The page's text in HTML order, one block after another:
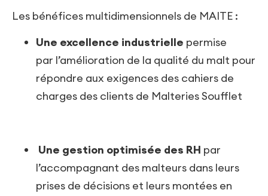
Les bénéfices multidimensionnels de MAITE :
Une excellence industrielle permise
par l’amélioration de la qualité du malt pour
répondre aux exigences des cahiers de
charges des clients de Malteries Soufflet
Une gestion optimisée des RH par
l’accompagnant des malteurs dans leurs
prises de décisions et leurs montées en